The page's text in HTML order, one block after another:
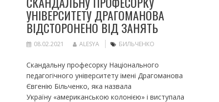
УНІВЕРСИТЕТУ ДРАГОМАНОВА
ВІДСТОРОНЕНО ВІД ЗАНЯТЬ
08.02.2021 ALESYA БИЛЬЧЕНКО
Скандальну професорку Національного
педагогічного університету імені Драгоманова
Євгенію Більченко, яка назвала
Україну «американською колонією» і виступала